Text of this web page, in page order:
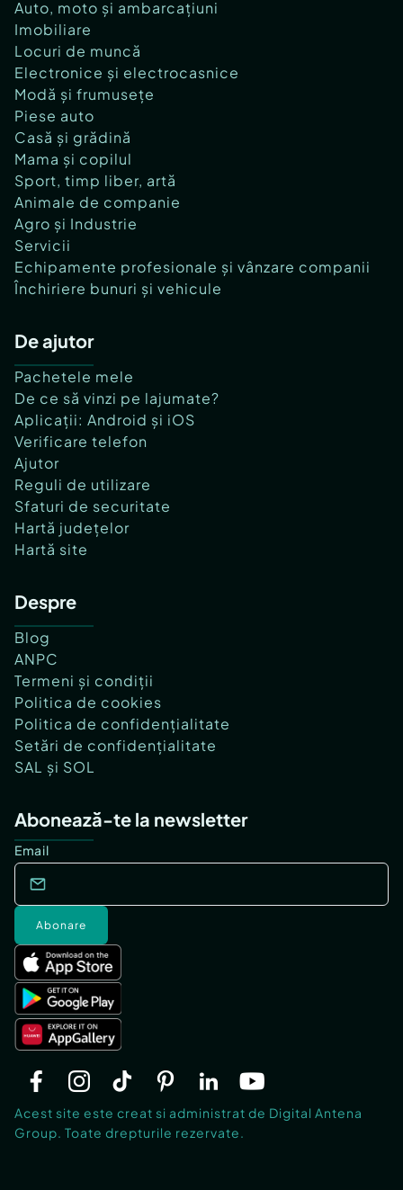
Auto, moto și ambarcațiuni
Imobiliare
Locuri de muncă
Electronice și electrocasnice
Modă și frumusețe
Piese auto
Casă și grădină
Mama și copilul
Sport, timp liber, artă
Animale de companie
Agro și Industrie
Servicii
Echipamente profesionale și vânzare companii
Închiriere bunuri și vehicule
De ajutor
Pachetele mele
De ce să vinzi pe lajumate?
Aplicații: Android și iOS
Verificare telefon
Ajutor
Reguli de utilizare
Sfaturi de securitate
Hartă județelor
Hartă site
Despre
Blog
ANPC
Termeni și condiții
Politica de cookies
Politica de confidențialitate
Setări de confidențialitate
SAL și SOL
Abonează-te la newsletter
Email
Abonare
Acest site este creat si administrat de Digital Antena
Group. Toate drepturile rezervate.